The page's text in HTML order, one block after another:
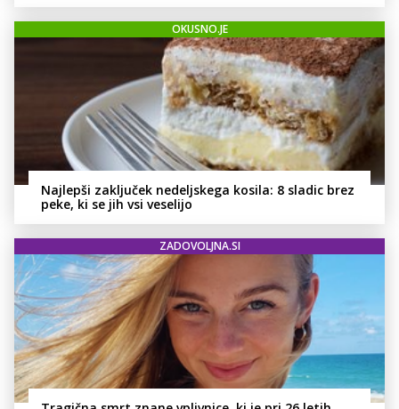
OKUSNO.JE
Najlepši zaključek nedeljskega kosila: 8 sladic brez
peke, ki se jih vsi veselijo
ZADOVOLJNA.SI